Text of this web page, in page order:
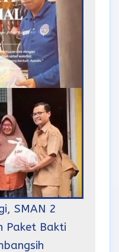
SMAN 2
Paket Bakti